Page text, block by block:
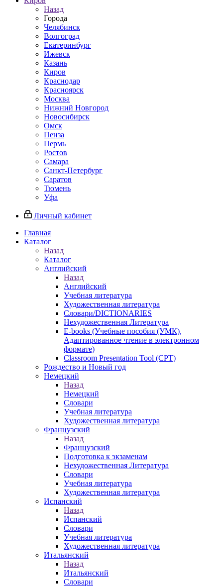
Назад
Города
Челябинск
Волгоград
Екатеринбург
Ижевск
Казань
Киров
Краснодар
Красноярск
Москва
Нижний Новгород
Новосибирск
Омск
Пенза
Пермь
Ростов
Самара
Санкт-Петербург
Саратов
Тюмень
Уфа
Личный кабинет
Главная
Каталог
Назад
Каталог
Английский
Назад
Английский
Учебная литература
Художественная литература
Словари/DICTIONARIES
Нехудожественная Литература
E-books (Учебные пособия (УМК),
Адаптированное чтение в электронном
формате)
Classroom Presentation Tool (CPT)
Рождество и Новый год
Немецкий
Назад
Немецкий
Словари
Учебная литература
Художественная литература
Французский
Назад
Французский
Подготовка к экзаменам
Нехудожественная Литература
Словари
Учебная литература
Художественная литература
Испанский
Назад
Испанский
Словари
Учебная литература
Художественная литература
Итальянский
Назад
Итальянский
Словари